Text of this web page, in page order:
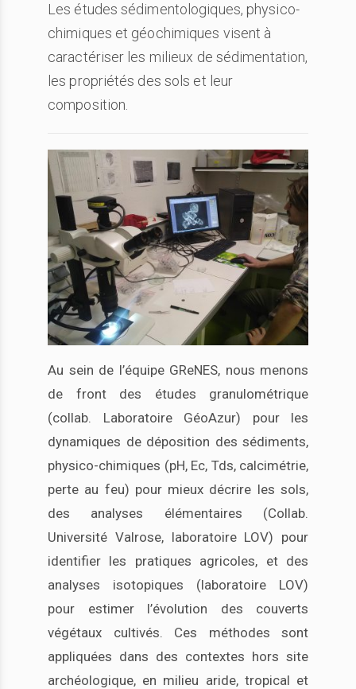
Les études sédimentologiques, physico-
chimiques et géochimiques visent à
caractériser les milieux de sédimentation,
les propriétés des sols et leur
composition.
Au sein de l’équipe GReNES, nous menons
de front des études granulométrique
(collab. Laboratoire GéoAzur) pour les
dynamiques de déposition des sédiments,
physico-chimiques (pH, Ec, Tds, calcimétrie,
perte au feu) pour mieux décrire les sols,
des analyses élémentaires (Collab.
Université Valrose, laboratoire LOV) pour
identifier les pratiques agricoles, et des
analyses isotopiques (laboratoire LOV)
pour estimer l’évolution des couverts
végétaux cultivés. Ces méthodes sont
appliquées dans des contextes hors site
archéologique, en milieu aride, tropical et